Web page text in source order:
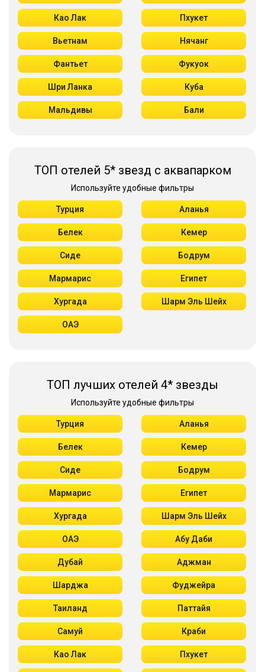
Као Лак Пхукет
Вьетнам Нячанг
Фантьет Фукуок
Шри Ланка Куба
Мальдивы Бали
ТОП отелей 5* звезд с аквапарком
Используйте удобные фильтры
Турция Аланья
Белек Кемер
Сиде Бодрум
Мармарис Египет
Хургада Шарм Эль Шейх
ОАЭ
ТОП лучших отелей 4* звезды
Используйте удобные фильтры
Турция Аланья
Белек Кемер
Сиде Бодрум
Мармарис Египет
Хургада Шарм Эль Шейх
ОАЭ Абу Даби
Дубай Аджман
Шарджа Фуджейра
Таиланд Паттайя
Самуй Краби
Као Лак Пхукет